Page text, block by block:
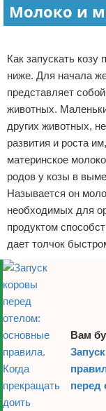
Молоко и
Как запускать
ниже. Для начала
представляет
животных.
других животных,
развития и роста
материнское
родов у козы в
Называется он
необходимых для
продуктом
дает толчок
Вам
перед